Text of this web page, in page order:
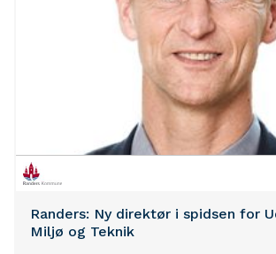
Randers: Ny direktør i spidsen for
Miljø og Teknik